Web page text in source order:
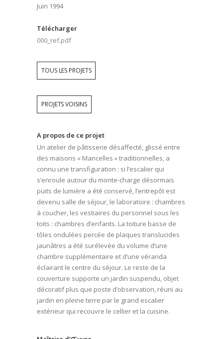
Juin 1994
Télécharger
000_ref.pdf
TOUS LES PROJETS
PROJETS VOISINS
A propos de ce projet
Un atelier de pâtisserie désaffecté, glissé entre
des maisons « Mancelles » traditionnelles, a
connu une transfiguration : si l’escalier qui
s’enroule autour du monte-charge désormais
puits de lumière a été conservé, l’entrepôt est
devenu salle de séjour, le laboratoire : chambres
à coucher, les vestiaires du personnel sous les
toits : chambres d’enfants. La toiture basse de
tôles ondulées percée de plaques translucides
jaunâtres a été surélevée du volume d’une
chambre supplémentaire et d’une véranda
éclairant le centre du séjour. Le reste de la
couverture supporte un jardin suspendu, objet
décoratif plus que poste d’observation, réuni au
jardin en pleine terre par le grand escalier
extérieur qui recouvre le cellier et la cuisine.